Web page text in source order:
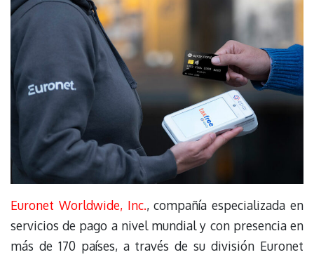
Euronet Worldwide, Inc., compañía especializada en
servicios de pago a nivel mundial y con presencia en
más de 170 países, a través de su división Euronet